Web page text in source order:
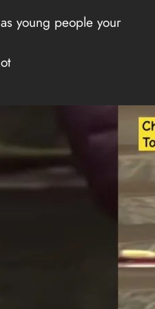
young people your